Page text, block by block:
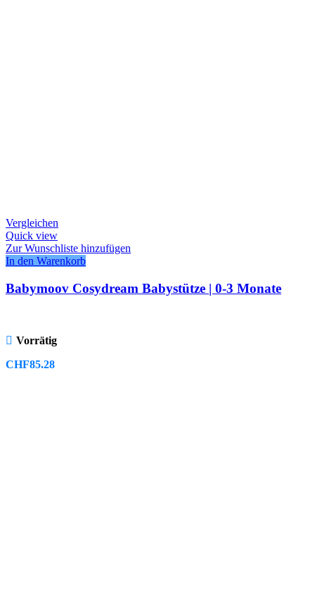
Vergleichen
Quick view
Zur Wunschliste hinzufügen
In den Warenkorb
Babymoov Cosydream Babystütze | 0-3 Monate
Vorrätig
CHF85.28